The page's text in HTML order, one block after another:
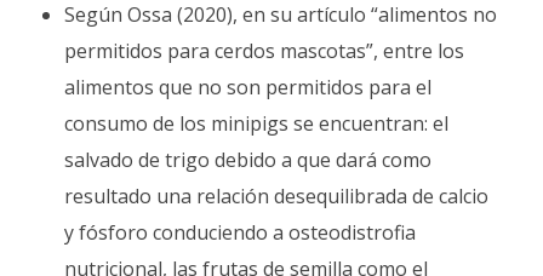
Según Ossa (2020), en su artículo “alimentos no
permitidos para cerdos mascotas”, entre los
alimentos que no son permitidos para el
consumo de los minipigs se encuentran: el
salvado de trigo debido a que dará como
resultado una relación desequilibrada de calcio
y fósforo conduciendo a osteodistrofia
nutricional, las frutas de semilla como el